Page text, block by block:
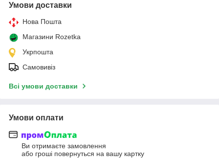
Умови доставки
Нова Пошта
Магазини Rozetka
Укрпошта
Самовивіз
Всі умови доставки
Умови оплати
Ви отримаєте замовлення
або гроші повернуться на вашу картку